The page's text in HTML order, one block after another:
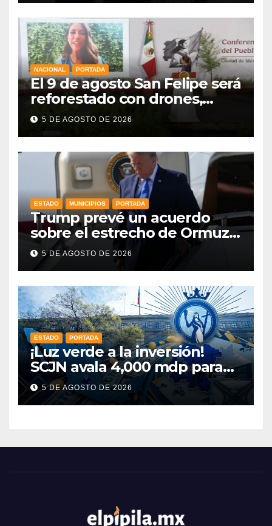
NACIONAL PORTADA
El 9 de agosto San Felipe será
reforestado con drones,
como parte de la Jornada
Nacional a la que se suma
5 DE AGOSTO DE 2026
ESTADO MUNICIPIOS PORTADA
Trump prevé un acuerdo
sobre el estrecho de Ormuz
esta misma semana
5 DE AGOSTO DE 2026
ESTADO PORTADA
¡Luz verde a la inversión!
SCJN avala 4,000 mdp para
Guanajuato: ¿en qué se usará
este dinero?
5 DE AGOSTO DE 2026